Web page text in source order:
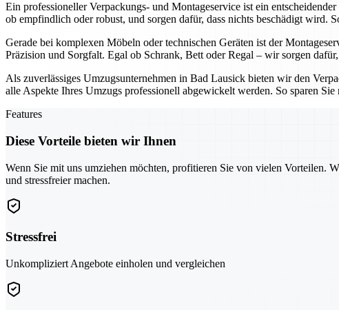
Ein professioneller Verpackungs- und Montageservice ist ein
ob empfindlich oder robust, und sorgen dafür, dass nichts beschädigt wird.
Gerade bei komplexen Möbeln oder technischen Geräten ist der
Präzision und Sorgfalt. Egal ob Schrank, Bett oder Regal – wir sorgen
Als zuverlässiges Umzugsunternehmen in Bad Lausick bieten wir den
alle Aspekte Ihres Umzugs professionell abgewickelt werden. So sparen
Features
Diese Vorteile bieten wir Ihnen
Wenn Sie mit uns umziehen möchten, profitieren Sie von vielen Vorteilen.
und stressfreier machen.
Stressfrei
Unkompliziert Angebote einholen und vergleichen